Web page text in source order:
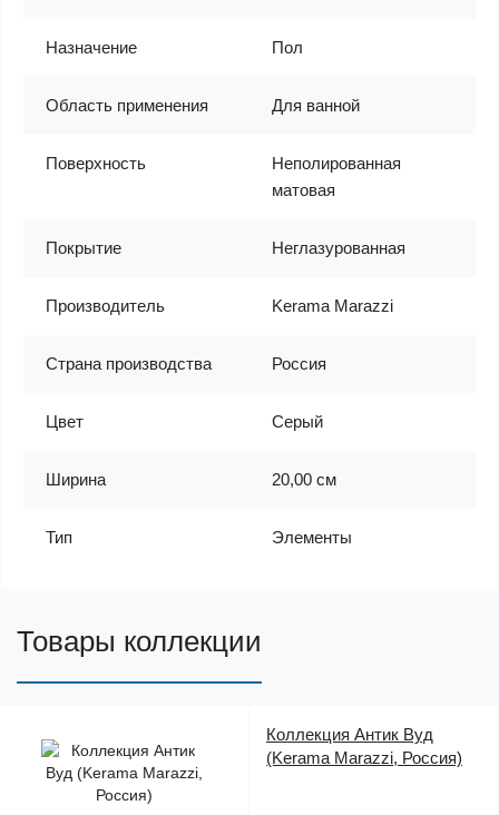
Назначение Пол
Область применения Для ванной
Поверхность
Неполированная
матовая
Покрытие Неглазурованная
Производитель Kerama Marazzi
Страна производства Россия
Цвет Серый
Ширина 20,00 см
Тип Элементы
Товары коллекции
Коллекция Антик Вуд
(Kerama Marazzi, Россия)